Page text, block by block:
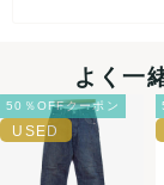
ネコポスの場合
ませ。
よく一
50％OFFクーポン